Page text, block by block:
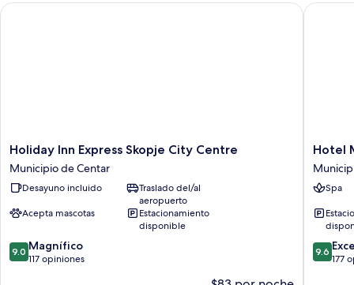
Holiday
Inn
Express
Skopje
Centre
de
Centar
Holiday Inn Express Skopje City Centre
Municipio de Centar
Desayuno incluido
Traslado del/al
aeropuerto
Acepta mascotas
Estacionamiento
disponible
9.0
de
9.0 Magnífico
117 opiniones
Holiday Inn Express Skopje City Centre
Hotel
Square
Centar
Hotel
Spa
9.6
de
9.6
177
Hotel